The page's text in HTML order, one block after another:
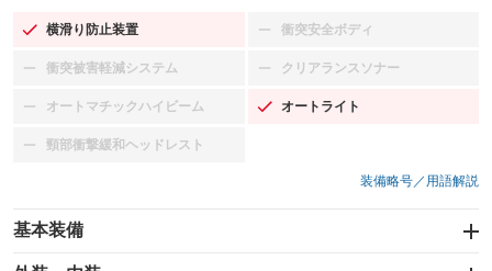
横滑り防止装置
：装備あり 衝突安全ボディ
：装備なし
衝突被害軽減システム
：装備なし クリアランスソナー
：装備なし
オートマチックハイビーム
：装備なし オートライト
：装備あり
頸部衝撃緩和ヘッドレスト
：装備なし
装備略号／用語解説
基本装備